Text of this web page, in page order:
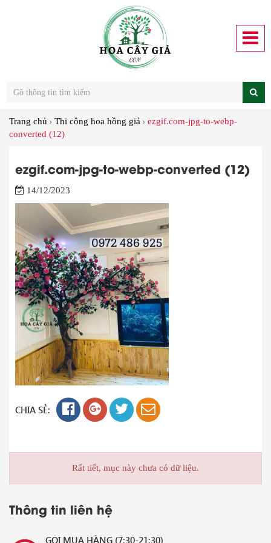
Trang chủ Thi công hoa hồng giả
ezgif.com-jpg-to-webp-
converted (12)
ezgif.com-jpg-to-webp-converted (12)
14/12/2023
CHIA SẺ:
Rất tiết, mục này chưa có dữ liệu.
Thông tin liên hệ
GỌI MUA HÀNG (7:30-21:30)